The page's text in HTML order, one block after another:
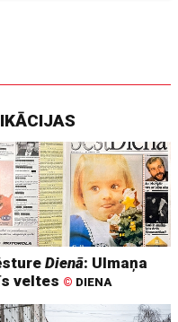
Dienā: Ulmaņa
veltes © DIENA